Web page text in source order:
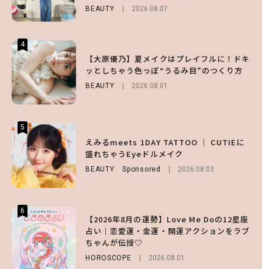
BEAUTY 2026.08.07
4
【大原優乃】夏メイクはプレイフルに！ドキ
ッとしちゃう色っぽ“うるみ目”のつくり方
BEAUTY 2026.08.01
5
えみるmeets 1DAY TATTOO ｜ CUTIEに
盛れちゃうEyeドルメイク
BEAUTY Sponsored 2026.08.03
6
【2026年8月の運勢】Love Me Doの12星座
占い｜恋愛運・金運・開運アクションをラブ
ちゃんが伝授♡
HOROSCOPE 2026.08.01
ENTERTAINMENT 2026.07.31
4
【スタバ】約160通りのカスタマイズができ
る⁉ 39店舗限定『My フルーツ³ フラペチー
ノ®』を徹底レポ♡
5
【SNIDEL】長濱ねるとロマンティックトラ
ッドな秋はじめ｜2026秋の新作コーデ4選
FASHION Sponsored 2026.07.10
6
【ALD1】グループの魅力＆素顔に迫る♡ 一
問一答をお届け！【sweet web独占】
FASHION 2026.07.19
4
【ハローキティ】がスシローと初コラボ♡
第1弾の気になるメニュー＆限定グッズを総
チェック！
5
月直伝♡ ドライシャンプー「バティスト」
を使ったプロ級スタイリング3選
Sponsored
6
【GU】夏の“主役級”アイテム決定！ヘルシ
ー＆可愛すぎる「大人の肌見せ」トップス3
選
FASHION 2026.07.19